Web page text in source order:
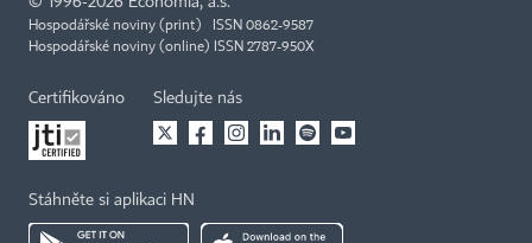
Hospodářské noviny (print) ISSN 0862-9587
Hospodářské noviny (online) ISSN 2787-950X
Certifikováno Sledujte nás
Stáhněte si aplikaci HN